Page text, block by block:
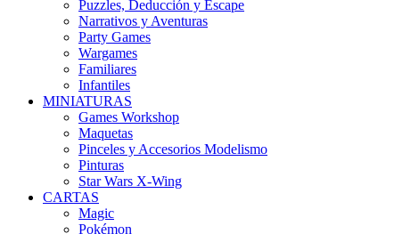
Puzzles, Deducción y Escape
Narrativos y Aventuras
Party Games
Wargames
Familiares
Infantiles
MINIATURAS
Games Workshop
Maquetas
Pinceles y Accesorios Modelismo
Pinturas
Star Wars X-Wing
CARTAS
Magic
Pokémon